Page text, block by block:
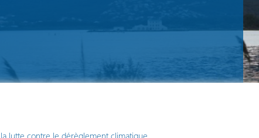
lutte contre le dérèglement climatique.